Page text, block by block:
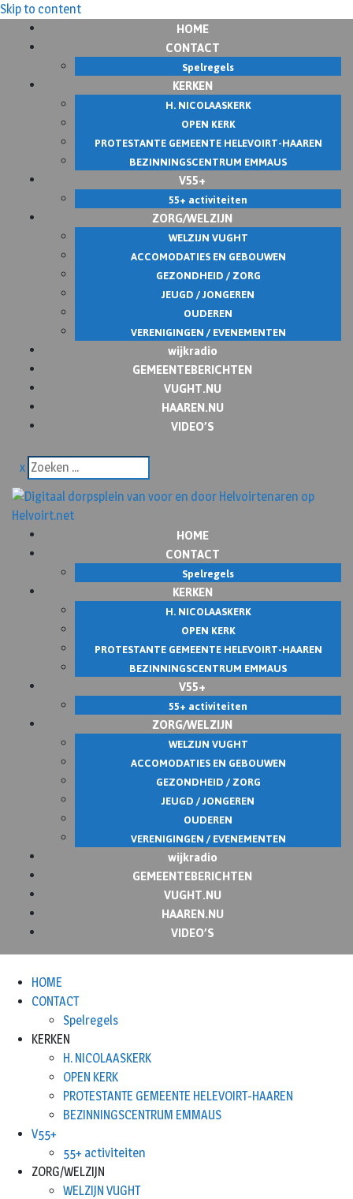
Skip to content
HOME
CONTACT
Spelregels
KERKEN
H. NICOLAASKERK
OPEN KERK
PROTESTANTE GEMEENTE HELEVOIRT-HAAREN
BEZINNINGSCENTRUM EMMAUS
V55+
55+ activiteiten
ZORG/WELZIJN
WELZIJN VUGHT
ACCOMODATIES EN GEBOUWEN
GEZONDHEID / ZORG
JEUGD / JONGEREN
OUDEREN
VERENIGINGEN / EVENEMENTEN
wijkradio
GEMEENTEBERICHTEN
VUGHT.NU
HAAREN.NU
VIDEO’S
x
HOME
CONTACT
Spelregels
KERKEN
H. NICOLAASKERK
OPEN KERK
PROTESTANTE GEMEENTE HELEVOIRT-HAAREN
BEZINNINGSCENTRUM EMMAUS
V55+
55+ activiteiten
ZORG/WELZIJN
WELZIJN VUGHT
ACCOMODATIES EN GEBOUWEN
GEZONDHEID / ZORG
JEUGD / JONGEREN
OUDEREN
VERENIGINGEN / EVENEMENTEN
wijkradio
GEMEENTEBERICHTEN
VUGHT.NU
HAAREN.NU
VIDEO’S
HOME
CONTACT
Spelregels
KERKEN
H. NICOLAASKERK
OPEN KERK
PROTESTANTE GEMEENTE HELEVOIRT-HAAREN
BEZINNINGSCENTRUM EMMAUS
V55+
55+ activiteiten
ZORG/WELZIJN
WELZIJN VUGHT